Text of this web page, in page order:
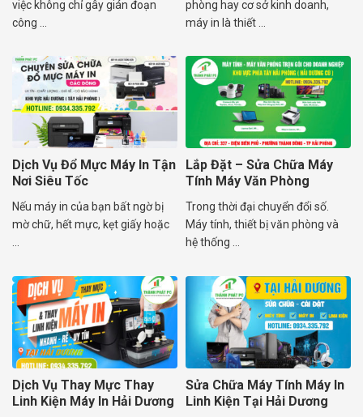
việc không chỉ gây gián đoạn
công ...
phòng hay cơ sở kinh doanh,
máy in là thiết ...
Dịch Vụ Đổ Mực Máy In Tận
Nơi Siêu Tốc
Nếu máy in của bạn bất ngờ bị
mờ chữ, hết mực, kẹt giấy hoặc
...
Lắp Đặt – Sửa Chữa Máy
Tính Máy Văn Phòng
Camera Doanh Nghiệp
Trong thời đại chuyển đổi số.
Máy tính, thiết bị văn phòng và
hệ thống ...
Dịch Vụ Thay Mực Thay
Linh Kiện Máy In Hải Dương
Sửa Chữa Máy Tính Máy In
Linh Kiện Tại Hải Dương